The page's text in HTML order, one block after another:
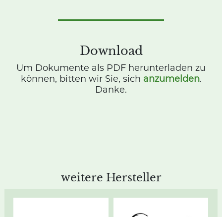
Download
Um Dokumente als PDF herunterladen zu
können, bitten wir Sie, sich anzumelden.
Danke.
weitere Hersteller